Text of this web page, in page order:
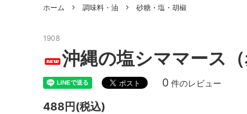
ホーム 調味料・油 砂糖・塩・胡椒
1908
沖縄の塩シママース（
0 件のレビュー
488円(税込)